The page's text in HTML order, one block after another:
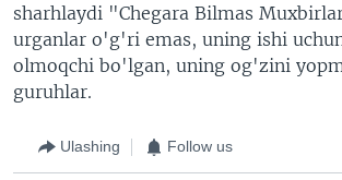
sharhlaydi "Chegara Bilmas
urganlar o'g'ri emas, uning ishi
olmoqchi bo'lgan, uning og'zini
guruhlar.
Ulashing Follow us